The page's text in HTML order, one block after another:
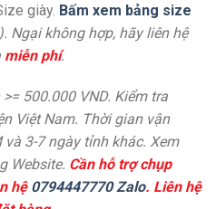
giày. Bấm xem bảng size
Ngại không hợp, hãy liên hệ
miễn phí.
500.000 VND. Kiểm tra
Việt Nam. Thời gian vận
3-7 ngày tỉnh khác. Xem
Website. Cần hỗ trợ chụp
hệ 0794447770 Zalo. Liên hệ